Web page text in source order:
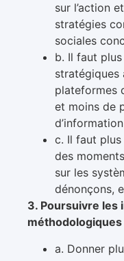
sur l’action
stratégies
sociales
b. Il faut plus
stratégiques
plateformes
et moins de
c. Il faut plus
des
sur les
dénonçons,
3. Poursuivre les
méthodologiques
a. Donner